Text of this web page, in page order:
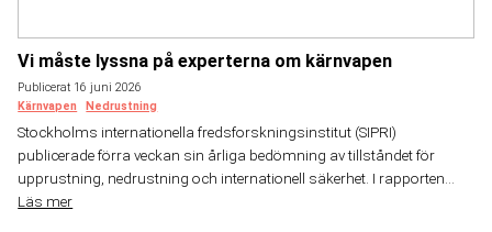
Vi måste lyssna på experterna om kärnvapen
Publicerat 16 juni 2026
Kärnvapen
Nedrustning
Stockholms internationella fredsforskningsinstitut (SIPRI)
publicerade förra veckan sin årliga bedömning av tillståndet för
upprustning, nedrustning och internationell säkerhet. I rapporten...
Läs mer